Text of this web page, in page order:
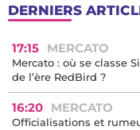
DERNIERS
17:15 MERCATO
Mercato : où se classe
de l’ère RedBird ?
16:20 MERCATO
Officialisations et